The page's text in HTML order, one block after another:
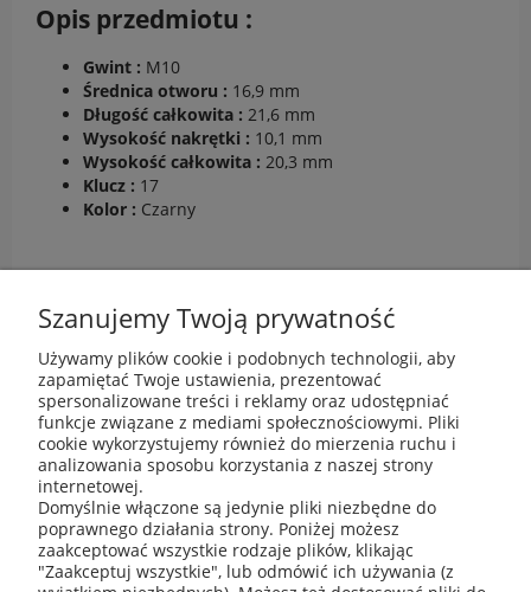
Opis przedmiotu :
Gwint : M10
Średnica otworu : 16,9 mm
Długość całkowita : 21,6 mm
Wysokość nakrętki : 10,1 mm
Wysokość całkowita : 20,3 mm
Klucz : 17
Kolor : Czarny
O nas
Informacje
Szanujemy Twoją prywatność
Używamy plików cookie i podobnych technologii, aby
zapamiętać Twoje ustawienia, prezentować
spersonalizowane treści i reklamy oraz udostępniać
funkcje związane z mediami społecznościowymi. Pliki
cookie wykorzystujemy również do mierzenia ruchu i
analizowania sposobu korzystania z naszej strony
internetowej.
Domyślnie włączone są jedynie pliki niezbędne do
poprawnego działania strony. Poniżej możesz
zaakceptować wszystkie rodzaje plików, klikając
"Zaakceptuj wszystkie", lub odmówić ich używania (z